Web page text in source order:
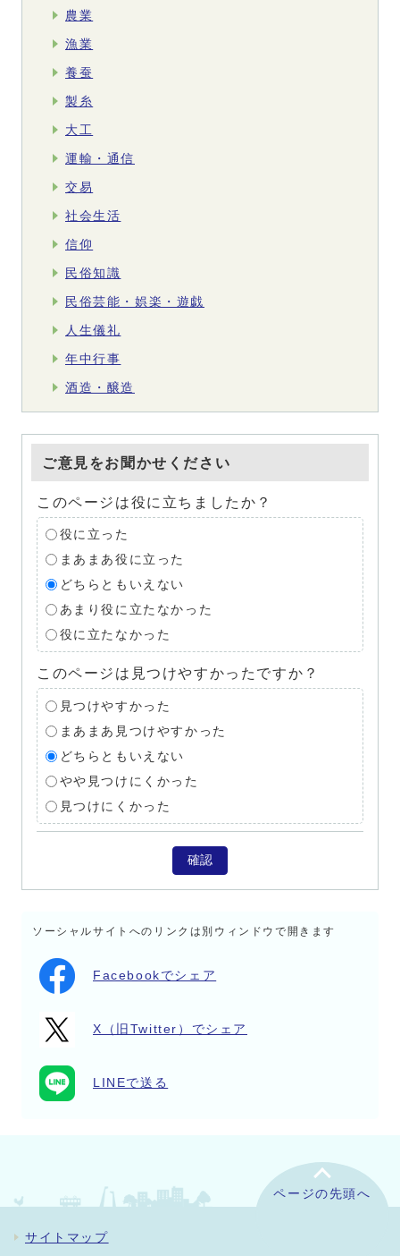
農業
漁業
養蚕
製糸
大工
運輸・通信
交易
社会生活
信仰
民俗知識
民俗芸能・娯楽・遊戯
人生儀礼
年中行事
酒造・醸造
ご意見をお聞かせください
このページは役に立ちましたか？
役に立った
まあまあ役に立った
どちらともいえない
あまり役に立たなかった
役に立たなかった
このページは見つけやすかったですか？
見つけやすかった
まあまあ見つけやすかった
どちらともいえない
やや見つけにくかった
見つけにくかった
確認
ソーシャルサイトへのリンクは別ウィンドウで開きます
Facebookでシェア
X（旧Twitter）でシェア
LINEで送る
ページの先頭へ
サイトマップ